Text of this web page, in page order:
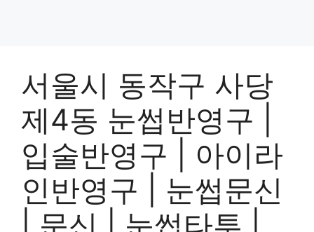
서울시 동작구 사당
제4동 눈썹반영구 |
입술반영구 | 아이라
인반영구 | 눈썹문신
| 문신 | 눈썹타투 |